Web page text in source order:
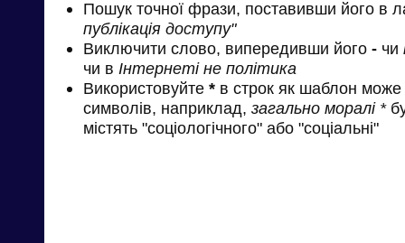
Пошук точної фрази, поставивши його в
публікація доступу"
Виключити слово, випередивши його - чи
чи в Інтернеті не політика
Використовуйте * в строк як шаблон може
символів, наприклад, загально моралі *
містять "соціологічного" або "соціальні"